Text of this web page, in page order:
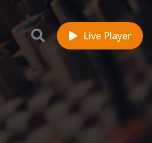
Live Player